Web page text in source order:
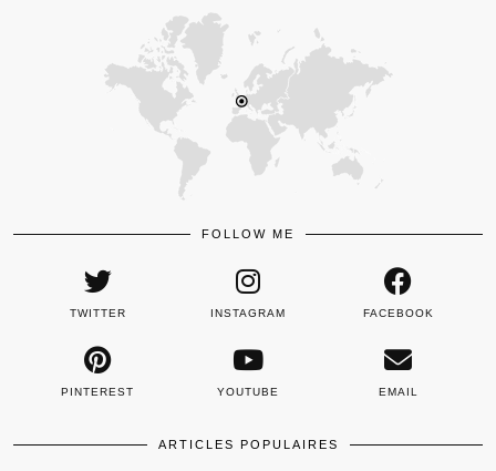
FOLLOW ME
TWITTER INSTAGRAM FACEBOOK
PINTEREST YOUTUBE EMAIL
ARTICLES POPULAIRES